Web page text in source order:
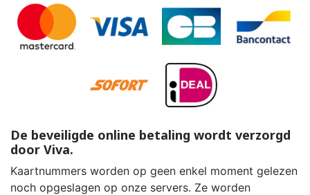
De beveiligde online betaling wordt verzorgd
door Viva.
Kaartnummers worden op geen enkel moment gelezen
noch opgeslagen op onze servers. Ze worden